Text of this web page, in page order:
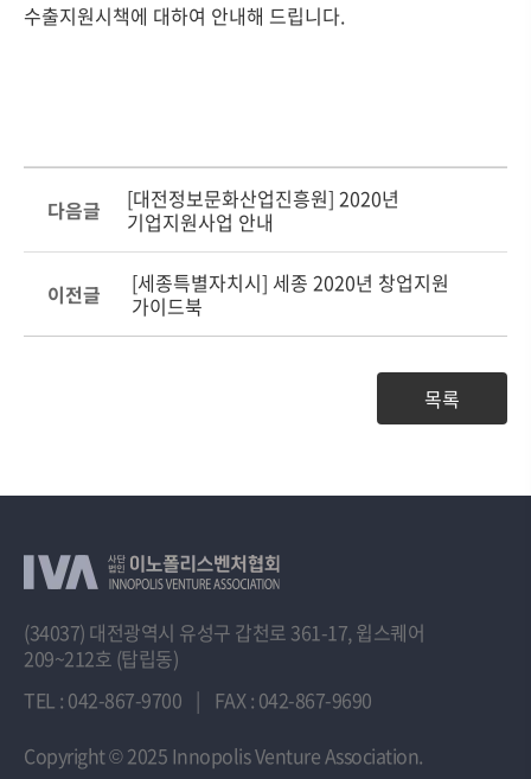
수출지원시책에 대하여 안내해 드립니다.
다음글
[대전정보문화산업진흥원] 2020년
기업지원사업 안내
이전글
[세종특별자치시] 세종 2020년 창업지원
가이드북
목록
(34037) 대전광역시 유성구 갑천로 361-17, 윕스퀘어
209~212호 (탑립동)
TEL : 042-867-9700 | FAX : 042-867-9690
Copyright© 2025 Innopolis Venture Association.